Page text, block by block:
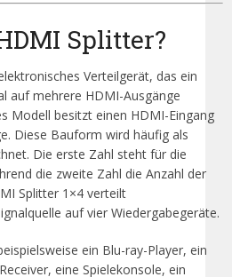
Splitter?
Verteilgerät, das ein
auf mehrere HDMI-Ausgänge
Modell besitzt einen HDMI-Eingang
Diese Bauform wird häufig als
Die erste Zahl steht für die
die zweite Zahl die Anzahl der
Splitter 1×4 verteilt
auf vier Wiedergabegeräte.
ein Blu-ray-Player, ein
eine Spielekonsole, ein